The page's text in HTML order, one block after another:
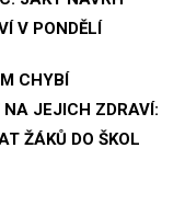
V PONDĚLÍ
CHYBÍ
JEJICH ZDRAVÍ:
ŽÁKŮ DO ŠKOL